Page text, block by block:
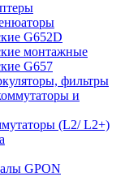
G652D
монтажные
G657
фильтры
и
(L2/ L2+)
GPON